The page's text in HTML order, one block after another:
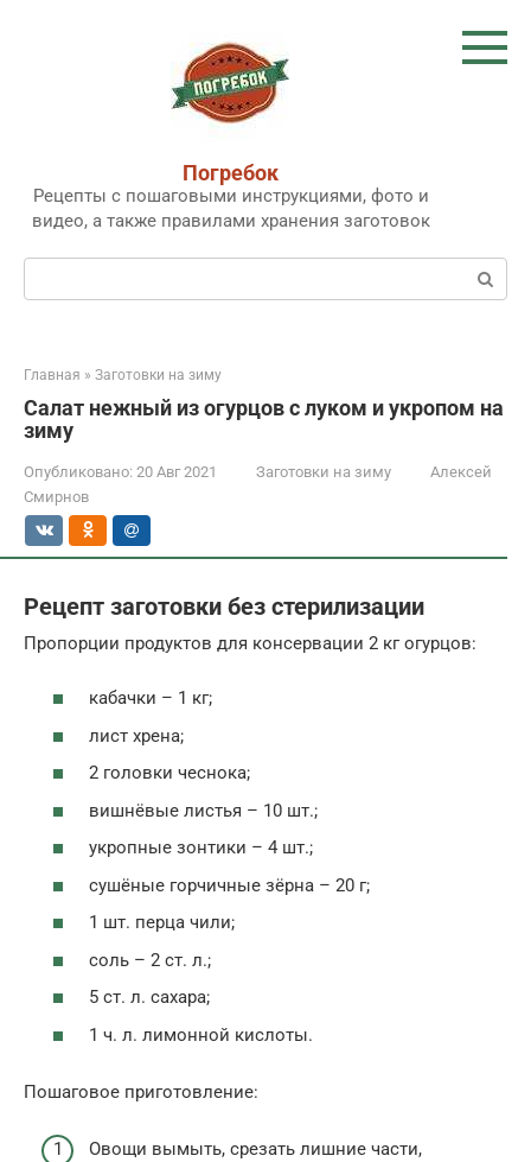
Погребок
Рецепты с пошаговыми инструкциями, фото и
видео, а также правилами хранения заготовок
Поиск:
Главная » Заготовки на зиму
Салат нежный из огурцов с луком и укропом на
зиму
Опубликовано: 20 Авг 2021 Заготовки на зиму
Алексей
Смирнов
Рецепт заготовки без стерилизации
Пропорции продуктов для консервации 2 кг огурцов:
кабачки – 1 кг;
лист хрена;
2 головки чеснока;
вишнёвые листья – 10 шт.;
укропные зонтики – 4 шт.;
сушёные горчичные зёрна – 20 г;
1 шт. перца чили;
соль – 2 ст. л.;
5 ст. л. сахара;
1 ч. л. лимонной кислоты.
Пошаговое приготовление:
Овощи вымыть, срезать лишние части,